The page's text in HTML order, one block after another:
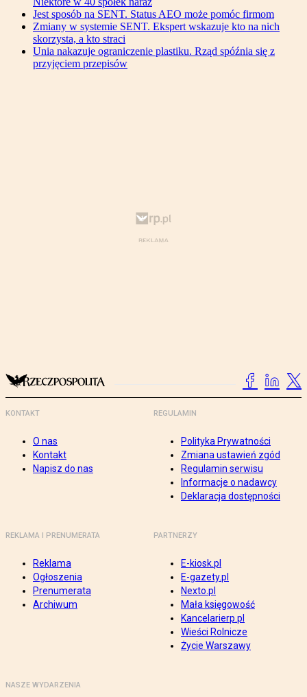
Jest sposób na SENT. Status AEO może pomóc firmom
Zmiany w systemie SENT. Ekspert wskazuje kto na nich
skorzysta, a kto straci
Unia nakazuje ograniczenie plastiku. Rząd spóźnia się z
przyjęciem przepisów
KONTAKT
O nas
Kontakt
Napisz do nas
REGULAMIN
Polityka Prywatności
Zmiana ustawień zgód
Regulamin serwisu
Informacje o nadawcy
Deklaracja dostępności
REKLAMA I PRENUMERATA
Reklama
Ogłoszenia
Prenumerata
Archiwum
PARTNERZY
E-kiosk.pl
E-gazety.pl
Nexto.pl
Mała księgowość
Kancelarierp.pl
Wieści Rolnicze
Życie Warszawy
NASZE WYDARZENIA